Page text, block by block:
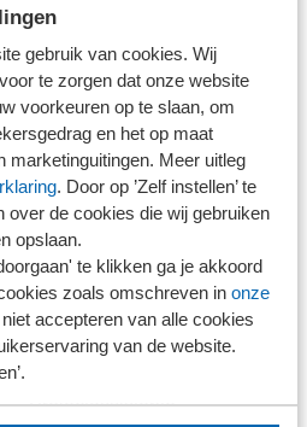
gebruik van cookies. Wij
te zorgen dat onze website
voorkeuren op te slaan, om
en het op maat
marketinguitingen. Meer uitleg
. Door op ’Zelf instellen’ te
over de cookies die wij gebruiken
opslaan.
te klikken ga je akkoord
zoals omschreven in onze
accepteren van alle cookies
van de website.
Projectassistente